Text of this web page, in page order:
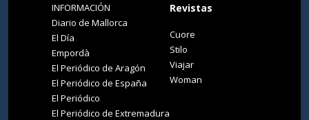
INFORMACIÓN
Diario de Mallorca
El Día
Empordà
El Periódico de Aragón
El Periódico de España
El Periódico
El Periódico de Extremadura
Revistas
Cuore
Stilo
Viajar
Woman